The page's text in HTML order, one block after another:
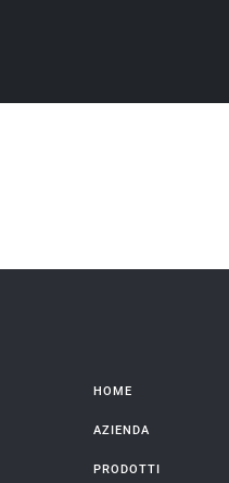
HOME
AZIENDA
PRODOTTI